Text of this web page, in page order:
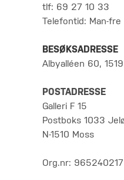
tlf: 69 27 10 33
Telefontid: Man-
BESØKSADRESSE
Albyalléen 60,
POSTADRESSE
Galleri F 15
Postboks 1033
N-1510 Moss
Org.nr: 965240217